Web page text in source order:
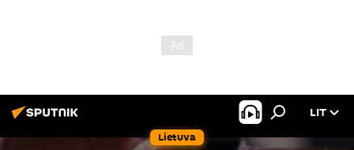
Lietuva
LIT